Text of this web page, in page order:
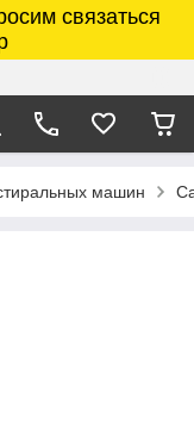
связаться
машин